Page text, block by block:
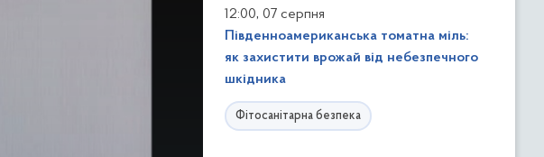
12:00, 07 серпня
Південноамериканська томатна міль:
як захистити врожай від небезпечного
шкідника
Фітосанітарна безпека